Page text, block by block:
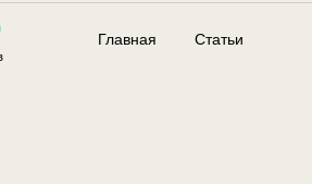
Главная Статьи